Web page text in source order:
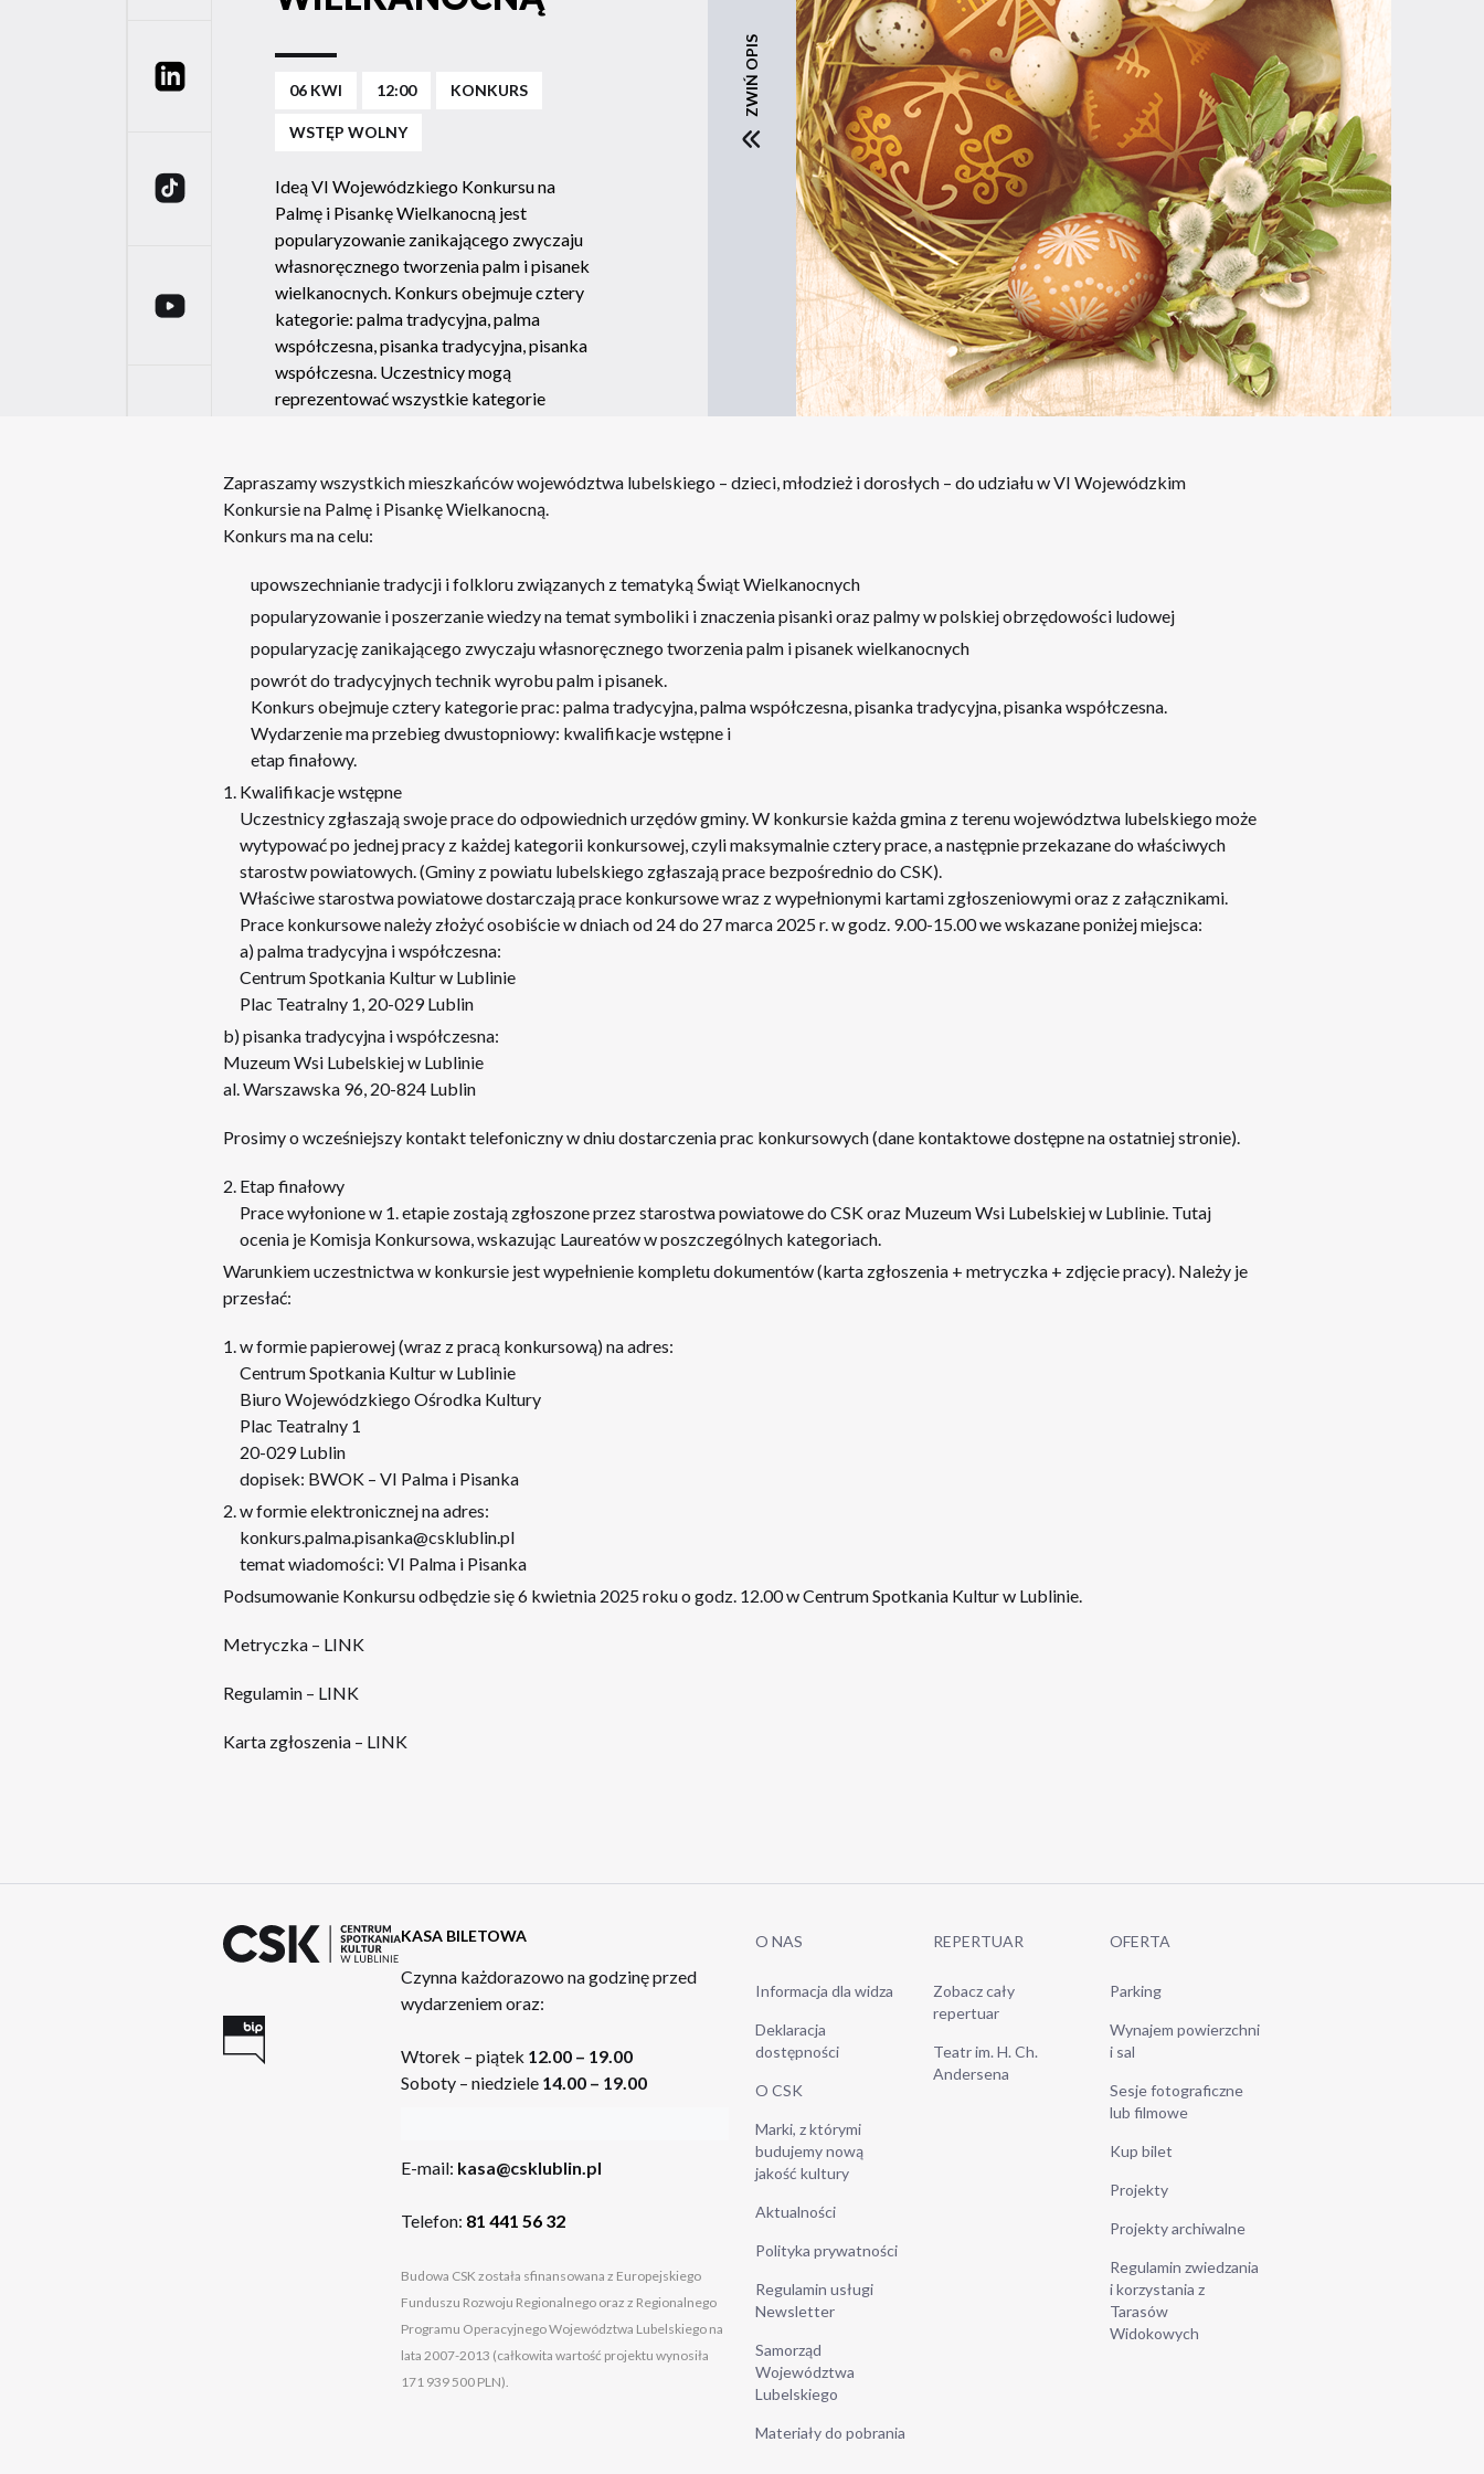
Linkedin
TikTok
06 KWI 12:00 KONKURS
WSTĘP WOLNY
Ideą VI Wojewódzkiego Konkursu na
Palmę i Pisankę Wielkanocną jest
popularyzowanie zanikającego zwyczaju
własnoręcznego tworzenia palm i pisanek
wielkanocnych. Konkurs obejmuje cztery
kategorie: palma tradycyjna, palma
współczesna, pisanka tradycyjna, pisanka
współczesna. Uczestnicy mogą
reprezentować wszystkie kategorie
ZWIŃ OPIS
Zapraszamy wszystkich mieszkańców województwa lubelskiego – dzieci, młodzież i dorosłych – do udziału w VI Wojewódzkim
Konkursie na Palmę i Pisankę Wielkanocną.
Konkurs ma na celu:
upowszechnianie tradycji i folkloru związanych z tematyką Świąt Wielkanocnych
popularyzowanie i poszerzanie wiedzy na temat symboliki i znaczenia pisanki oraz palmy w polskiej obrzędowości ludowej
popularyzację zanikającego zwyczaju własnoręcznego tworzenia palm i pisanek wielkanocnych
powrót do tradycyjnych technik wyrobu palm i pisanek.
Konkurs obejmuje cztery kategorie prac: palma tradycyjna, palma współczesna, pisanka tradycyjna, pisanka współczesna.
Wydarzenie ma przebieg dwustopniowy: kwalifikacje wstępne i
etap finałowy.
Kwalifikacje wstępne
Uczestnicy zgłaszają swoje prace do odpowiednich urzędów gminy. W konkursie każda gmina z terenu województwa lubelskiego może
wytypować po jednej pracy z każdej kategorii konkursowej, czyli maksymalnie cztery prace, a następnie przekazane do właściwych
starostw powiatowych. (Gminy z powiatu lubelskiego zgłaszają prace bezpośrednio do CSK).
Właściwe starostwa powiatowe dostarczają prace konkursowe wraz z wypełnionymi kartami zgłoszeniowymi oraz z załącznikami.
Prace konkursowe należy złożyć osobiście w dniach od 24 do 27 marca 2025 r. w godz. 9.00-15.00 we wskazane poniżej miejsca:
a) palma tradycyjna i współczesna:
Centrum Spotkania Kultur w Lublinie
Plac Teatralny 1, 20-029 Lublin
b) pisanka tradycyjna i współczesna:
Muzeum Wsi Lubelskiej w Lublinie
al. Warszawska 96, 20-824 Lublin
Prosimy o wcześniejszy kontakt telefoniczny w dniu dostarczenia prac konkursowych (dane kontaktowe dostępne na ostatniej stronie).
Etap finałowy
Prace wyłonione w 1. etapie zostają zgłoszone przez starostwa powiatowe do CSK oraz Muzeum Wsi Lubelskiej w Lublinie. Tutaj
ocenia je Komisja Konkursowa, wskazując Laureatów w poszczególnych kategoriach.
Warunkiem uczestnictwa w konkursie jest wypełnienie kompletu dokumentów (karta zgłoszenia + metryczka + zdjęcie pracy). Należy je
przesłać:
w formie papierowej (wraz z pracą konkursową) na adres:
Centrum Spotkania Kultur w Lublinie
Biuro Wojewódzkiego Ośrodka Kultury
Plac Teatralny 1
20-029 Lublin
dopisek: BWOK – VI Palma i Pisanka
w formie elektronicznej na adres:
konkurs.palma.pisanka@csklublin.pl
temat wiadomości: VI Palma i Pisanka
Podsumowanie Konkursu odbędzie się 6 kwietnia 2025 roku o godz. 12.00 w Centrum Spotkania Kultur w Lublinie.
Metryczka – LINK
Regulamin – LINK
Karta zgłoszenia – LINK
KASA BILETOWA
Czynna każdorazowo na godzinę przed
wydarzeniem oraz:
Wtorek – piątek 12.00 – 19.00
Soboty – niedziele 14.00 – 19.00
E-mail: kasa@csklublin.pl
Telefon: 81 441 56 32
Budowa CSK została sfinansowana z Europejskiego
Funduszu Rozwoju Regionalnego oraz z Regionalnego
Programu Operacyjnego Województwa Lubelskiego na
lata 2007-2013 (całkowita wartość projektu wynosiła
171 939 500 PLN).
O NAS
Informacja dla widza
Deklaracja
dostępności
O CSK
Marki, z którymi
budujemy nową
jakość kultury
Aktualności
Polityka prywatności
Regulamin usługi
Newsletter
Samorząd
Województwa
Lubelskiego
Materiały do pobrania
REPERTUAR
Zobacz cały
repertuar
Teatr im. H. Ch.
Andersena
OFERTA
Parking
Wynajem powierzchni
i sal
Sesje fotograficzne
lub filmowe
Kup bilet
Projekty
Projekty archiwalne
Regulamin zwiedzania
i korzystania z
Tarasów
Widokowych